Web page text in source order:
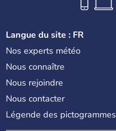
Langue du site : FR
Nos experts météo
Nous connaître
Nous rejoindre
Nous contacter
Légende des pictogrammes